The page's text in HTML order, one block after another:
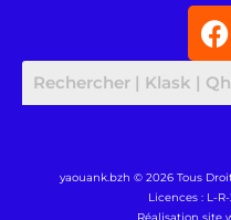
F
a
c
e
o
k
yaouank.bzh © 2026 Tous
Licences : L-